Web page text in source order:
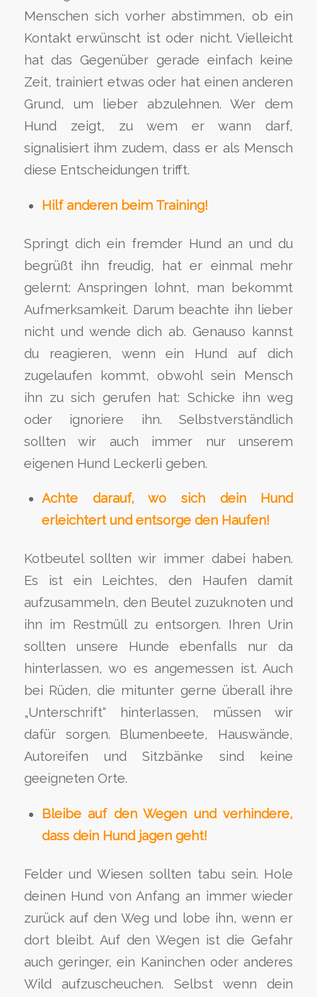
Menschen sich vorher abstimmen, ob ein
Kontakt erwünscht ist oder nicht. Vielleicht
hat das Gegenüber gerade einfach keine
Zeit, trainiert etwas oder hat einen anderen
Grund, um lieber abzulehnen. Wer dem
Hund zeigt, zu wem er wann darf,
signalisiert ihm zudem, dass er als Mensch
diese Entscheidungen trifft.
Hilf anderen beim Training!
Springt dich ein fremder Hund an und du
begrüßt ihn freudig, hat er einmal mehr
gelernt: Anspringen lohnt, man bekommt
Aufmerksamkeit. Darum beachte ihn lieber
nicht und wende dich ab. Genauso kannst
du reagieren, wenn ein Hund auf dich
zugelaufen kommt, obwohl sein Mensch
ihn zu sich gerufen hat: Schicke ihn weg
oder ignoriere ihn. Selbstverständlich
sollten wir auch immer nur unserem
eigenen Hund Leckerli geben.
Achte darauf, wo sich dein Hund
erleichtert und entsorge den Haufen!
Kotbeutel sollten wir immer dabei haben.
Es ist ein Leichtes, den Haufen damit
aufzusammeln, den Beutel zuzuknoten und
ihn im Restmüll zu entsorgen. Ihren Urin
sollten unsere Hunde ebenfalls nur da
hinterlassen, wo es angemessen ist. Auch
bei Rüden, die mitunter gerne überall ihre
„Unterschrift“ hinterlassen, müssen wir
dafür sorgen. Blumenbeete, Hauswände,
Autoreifen und Sitzbänke sind keine
geeigneten Orte.
Bleibe auf den Wegen und verhindere,
dass dein Hund jagen geht!
Felder und Wiesen sollten tabu sein. Hole
deinen Hund von Anfang an immer wieder
zurück auf den Weg und lobe ihn, wenn er
dort bleibt. Auf den Wegen ist die Gefahr
auch geringer, ein Kaninchen oder anderes
Wild aufzuscheuchen. Selbst wenn dein